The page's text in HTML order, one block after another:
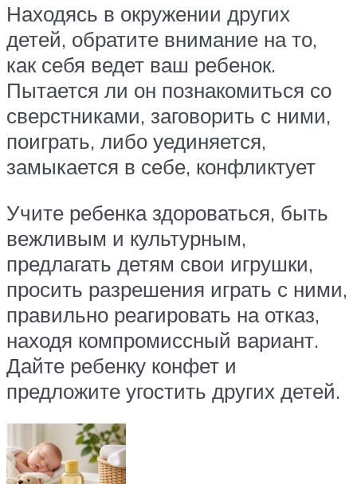
Находясь в окружении других
детей, обратите внимание на то,
как себя ведет ваш ребенок.
Пытается ли он познакомиться со
сверстниками, заговорить с ними,
поиграть, либо уединяется,
замыкается в себе, конфликтует
Учите ребенка здороваться, быть
вежливым и культурным,
предлагать детям свои игрушки,
просить разрешения играть с ними,
правильно реагировать на отказ,
находя компромиссный вариант.
Дайте ребенку конфет и
предложите угостить других детей.